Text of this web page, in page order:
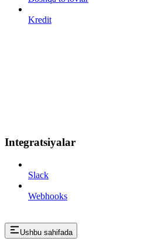
Kredit
Integratsiyalar
Slack
Webhooks
Ushbu sahifada